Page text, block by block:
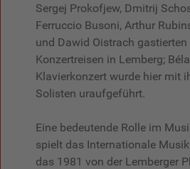
Sergej Prokofjew, Dmitrij
Ferruccio Busoni, Arthur
und Dawid Oistrach
Konzertreisen in Lemberg;
Klavierkonzert wurde hier mit
Solisten uraufgeführt.
Eine bedeutende Rolle im
spielt das Internationale
das 1981 von der Lemberger